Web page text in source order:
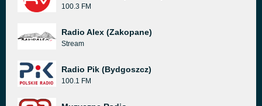
100.3 FM
Radio Alex (Zakopane)
Stream
Radio Pik (Bydgoszcz)
100.1 FM